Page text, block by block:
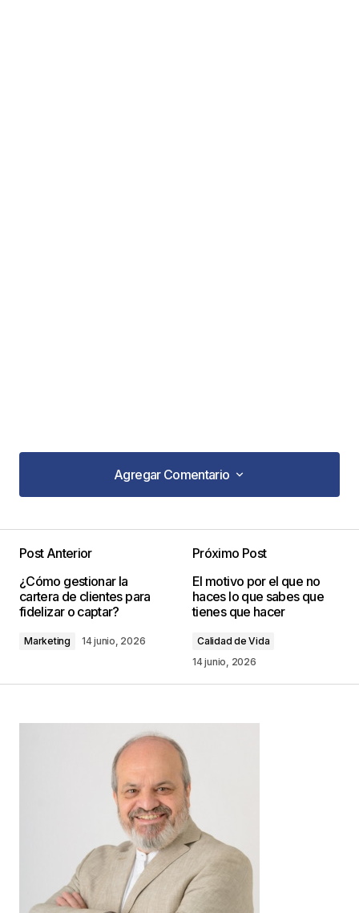
Agregar Comentario
Agregar Comentario
publicada. Los campos obligatorios están
marcados con*
Comentario*
*
Guarda mi nombre, correo electrónico y web en
este navegador para la próxima vez que
comente.
Este sitio esta protegido por
Post Anterior
¿Cómo gestionar la
cartera de clientes para
fidelizar o captar?
Marketing 14 junio, 2026
Próximo Post
El motivo por el que no
haces lo que sabes que
tienes que hacer
Calidad de Vida
14 junio, 2026